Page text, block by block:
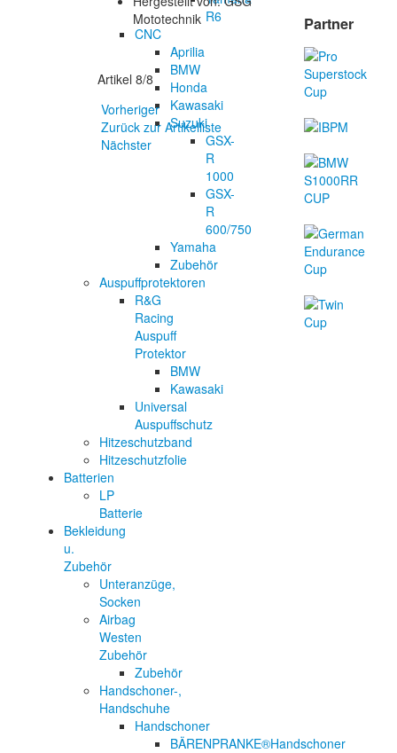
R6
CNC
Aprilia
BMW
Honda
Kawasaki
Suzuki
GSX-
R
1000
GSX-
R
600/750
Yamaha
Zubehör
Auspuffprotektoren
R&G
Racing
Auspuff
Protektor
BMW
Kawasaki
Universal
Auspuffschutz
Hitzeschutzband
Hitzeschutzfolie
Batterien
LP
Batterie
Bekleidung
u.
Zubehör
Unteranzüge,
Socken
Airbag
Westen
Zubehör
Zubehör
Handschoner-,
Handschuhe
Handschoner
BÄRENPRANKE®Handschoner
Mototechnik
Artikel 8/8
Vorheriger
Zurück zur Artikelliste
Nächster
Partner